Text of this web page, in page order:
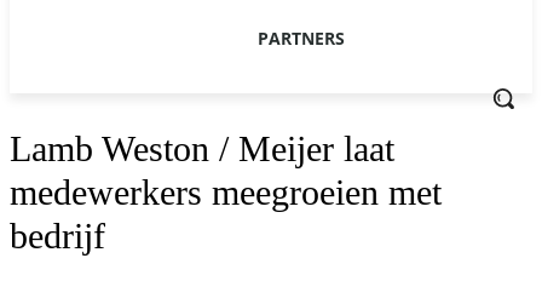
PARTNERS
Lamb Weston / Meijer laat
medewerkers meegroeien met
bedrijf